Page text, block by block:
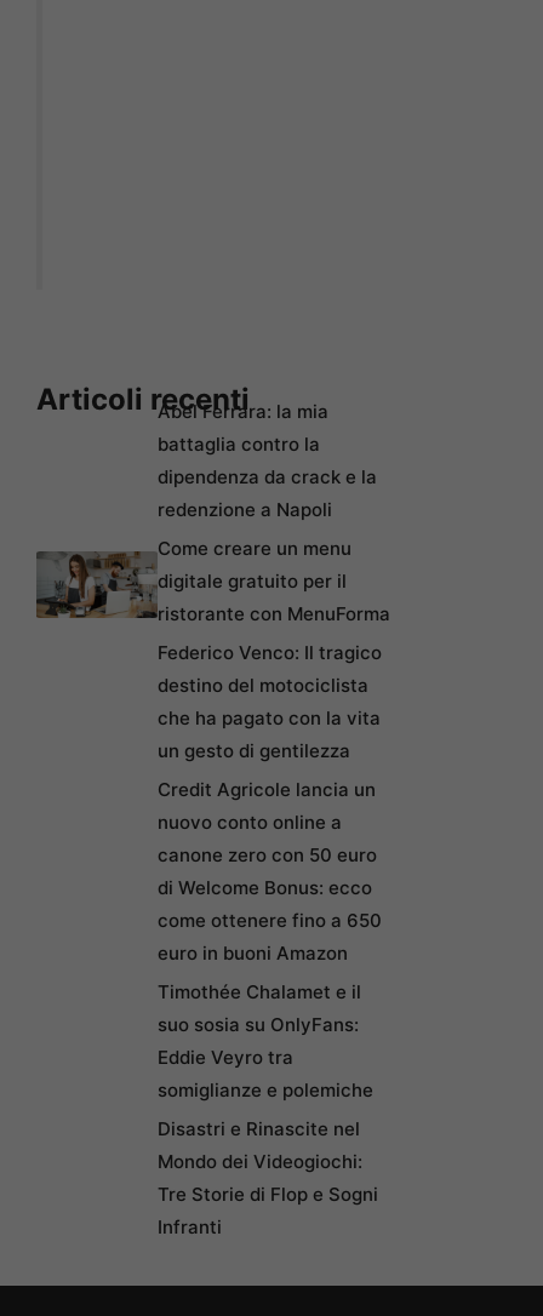
Articoli recenti
Abel Ferrara: la mia
battaglia contro la
dipendenza da crack e la
redenzione a Napoli
Come creare un menu
digitale gratuito per il
ristorante con MenuForma
Federico Venco: Il tragico
destino del motociclista
che ha pagato con la vita
un gesto di gentilezza
Credit Agricole lancia un
nuovo conto online a
canone zero con 50 euro
di Welcome Bonus: ecco
come ottenere fino a 650
euro in buoni Amazon
Timothée Chalamet e il
suo sosia su OnlyFans:
Eddie Veyro tra
somiglianze e polemiche
Disastri e Rinascite nel
Mondo dei Videogiochi:
Tre Storie di Flop e Sogni
Infranti